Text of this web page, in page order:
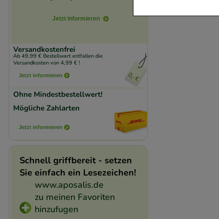
Jetzt informieren
Versandkostenfrei
Ab 49,99 € Bestellwert entfallen die
Versandkosten von 4,99 € !
Jetzt informieren
Ohne Mindestbestellwert!
Mögliche Zahlarten
Jetzt informieren
Schnell griffbereit - setzen
Sie einfach ein Lesezeichen!
www.aposalis.de
zu meinen Favoriten
hinzufugen